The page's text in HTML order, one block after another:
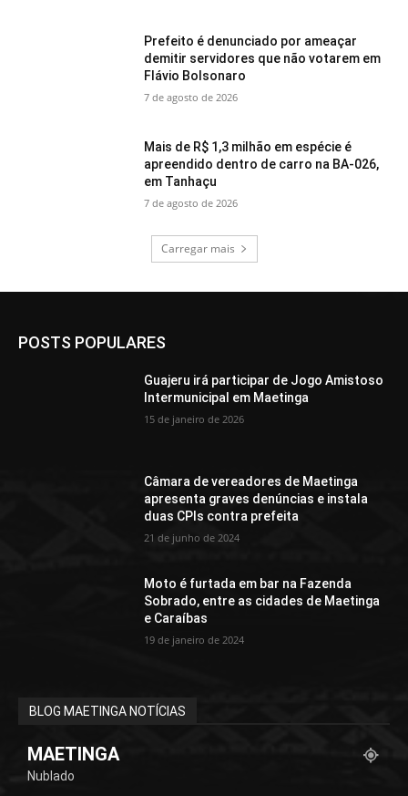
Prefeito é denunciado por ameaçar
demitir servidores que não votarem em
Flávio Bolsonaro
7 de agosto de 2026
Mais de R$ 1,3 milhão em espécie é
apreendido dentro de carro na BA-026,
em Tanhaçu
7 de agosto de 2026
Carregar mais
POSTS POPULARES
Guajeru irá participar de Jogo Amistoso
Intermunicipal em Maetinga
15 de janeiro de 2026
Câmara de vereadores de Maetinga
apresenta graves denúncias e instala
duas CPIs contra prefeita
21 de junho de 2024
Moto é furtada em bar na Fazenda
Sobrado, entre as cidades de Maetinga
e Caraíbas
19 de janeiro de 2024
BLOG MAETINGA NOTÍCIAS
MAETINGA
Nublado